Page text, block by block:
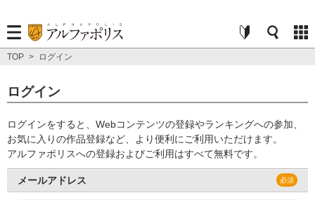
TOP > ログイン
ログイン
ログインをすると、Webコンテンツの登録やランキングへの参加、
お気に入りの作品登録など、より便利にご利用いただけます。
アルファポリスへの登録およびご利用はすべて無料です。
メールアドレス